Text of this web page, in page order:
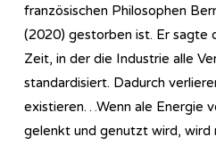
französischen Philosophen
(2020) gestorben ist. Er sagte
Zeit, in der die Industrie alle
standardisiert. Dadurch
existieren…Wenn ale Energie
gelenkt und genutzt wird, wird